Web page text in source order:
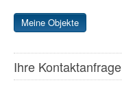
Meine Objekte
Ihre Kontaktanfrage